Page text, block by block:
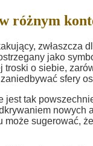
różnym
zwłaszcza
jako
o siebie,
sfery
jest tak
może sugerować,